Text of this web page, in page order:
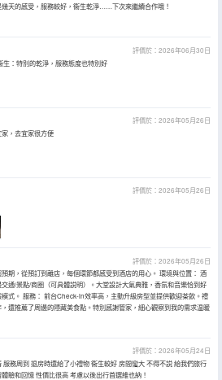
幾天的感受，服務較好，衞生乾淨……下次來繼續合作哦！
評價於：2026年06月30日
生：特別的乾淨，服務態度也特別好
評價於：2026年05月26日
，去宜家很方便
評價於：2026年05月26日
評價於：2026年05月26日
期，從預訂到離店，每個環節都感受到酒店的用心。 環境與位置： 酒
通/景點/商圈（可具體説明）。大堂設計大氣典雅，香氛和音樂恰到好
式。 服務： 前台Check-in效率高，主動升級房型並提供歡迎茶飲。禮
還推薦了周邊的隱藏美食點。特別感謝管家，細心觀察到我的需求温暖
評價於：2026年05月24日
服務周到 退房時還給了小禮物 衞生較好 房間蠻大 不得不説 給我們旅行
驗和回憶 性價比很高 考慮以後出行首選維也納！